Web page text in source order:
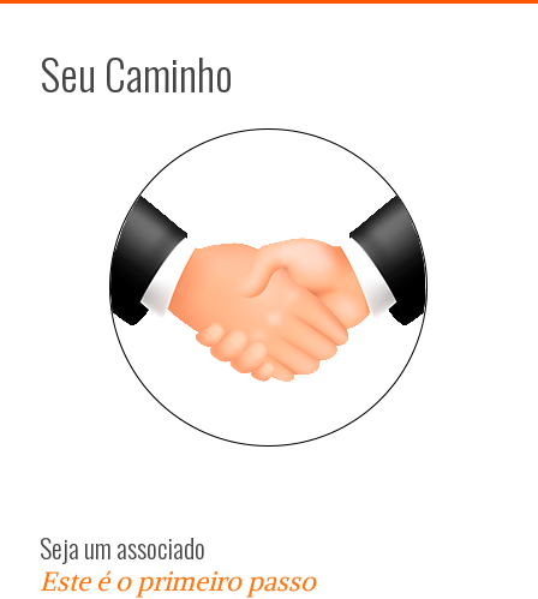
Seu Caminho
Seja um associado
Este é o primeiro passo